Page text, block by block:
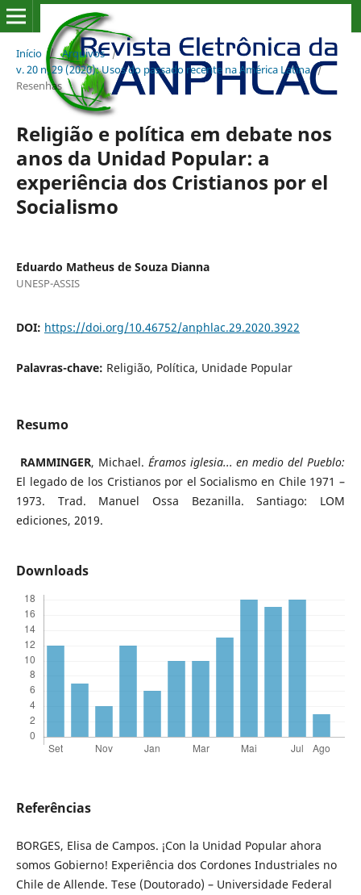
Início / Arquivos /
v. 20 n. 29 (2020): Usos do passado recente na América Latina /
Resenhas
Religião e política em debate nos
anos da Unidad Popular: a
experiência dos Cristianos por el
Socialismo
Eduardo Matheus de Souza Dianna
UNESP-ASSIS
DOI: https://doi.org/10.46752/anphlac.29.2020.3922
Palavras-chave: Religião, Política, Unidade Popular
Resumo
RAMMINGER, Michael. Éramos iglesia... en medio del Pueblo:
El legado de los Cristianos por el Socialismo en Chile 1971 –
1973. Trad. Manuel Ossa Bezanilla. Santiago: LOM
ediciones, 2019.
Downloads
Referências
BORGES, Elisa de Campos. ¡Con la Unidad Popular ahora
somos Gobierno! Experiência dos Cordones Industriales no
Chile de Allende. Tese (Doutorado) – Universidade Federal